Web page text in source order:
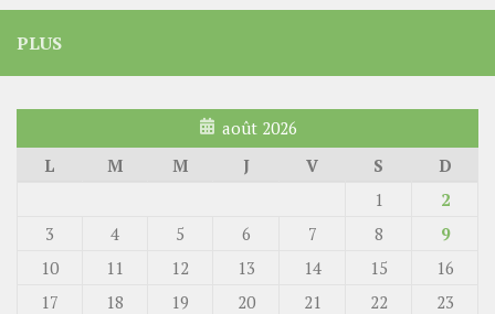
PLUS
août 2026
L
M M J V S
D
1
2
3
4 5 6 7 8
9
10
11 12 13 14 15
16
17
18 19 20 21 22
23